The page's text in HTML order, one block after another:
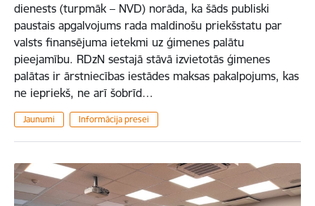
dienests (turpmāk – NVD) norāda, ka šāds publiski
paustais apgalvojums rada maldinošu priekšstatu par
valsts finansējuma ietekmi uz ģimenes palātu
pieejamību. RDzN sestajā stāvā izvietotās ģimenes
palātas ir ārstniecības iestādes maksas pakalpojums, kas
ne iepriekš, ne arī šobrīd…
Jaunumi Informācija presei